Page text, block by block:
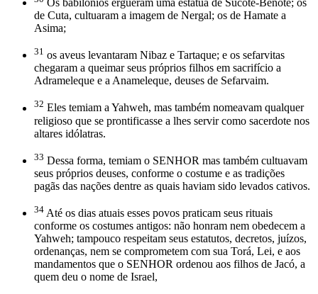
de Cuta, cultuaram a imagem de Nergal; os de Hamate a
Asima;
31 os aveus levantaram Nibaz e Tartaque; e os sefarvitas
chegaram a queimar seus próprios filhos em sacrifício a
Adrameleque e a Anameleque, deuses de Sefarvaim.
32 Eles temiam a Yahweh, mas também nomeavam qualquer
religioso que se prontificasse a lhes servir como sacerdote nos
altares idólatras.
33 Dessa forma, temiam o SENHOR mas também cultuavam
seus próprios deuses, conforme o costume e as tradições
pagãs das nações dentre as quais haviam sido levados cativos.
34 Até os dias atuais esses povos praticam seus rituais
conforme os costumes antigos: não honram nem obedecem a
Yahweh; tampouco respeitam seus estatutos, decretos, juízos,
ordenanças, nem se comprometem com sua Torá, Lei, e aos
mandamentos que o SENHOR ordenou aos filhos de Jacó, a
quem deu o nome de Israel,